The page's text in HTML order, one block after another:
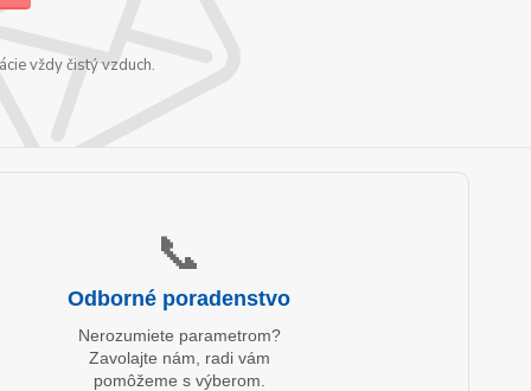
vždy čistý vzduch.
📞
Odborné poradenstvo
Nerozumiete parametrom?
Zavolajte nám, radi vám
pomôžeme s výberom.